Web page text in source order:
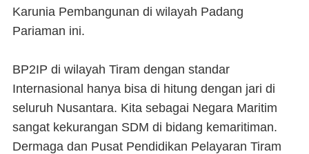
Karunia Pembangunan di wilayah Padang
Pariaman ini.
BP2IP di wilayah Tiram dengan standar
Internasional hanya bisa di hitung dengan jari di
seluruh Nusantara. Kita sebagai Negara Maritim
sangat kekurangan SDM di bidang kemaritiman.
Dermaga dan Pusat Pendidikan Pelayaran Tiram